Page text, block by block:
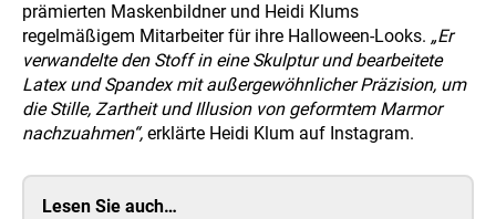
prämierten Maskenbildner und Heidi Klums
regelmäßigem Mitarbeiter für ihre Halloween-Looks. „Er
verwandelte den Stoff in eine Skulptur und bearbeitete
Latex und Spandex mit außergewöhnlicher Präzision, um
die Stille, Zartheit und Illusion von geformtem Marmor
nachzuahmen“, erklärte Heidi Klum auf Instagram.
Lesen Sie auch…